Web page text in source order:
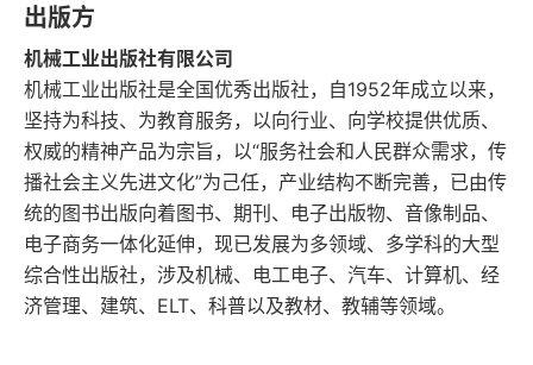
D.拆股与交易活动[1]
E.股东策略[1]
F.伯克希尔公司的资本重构[1]
第5章 兼并与收购
A.错误的动机和高昂的代价[1]
具备持续竞争优势的企业。好公司是时间的朋友，
烂公司是时间的敌人。好公司就像小时候埋下的一
个果树种子。每年浇水养护（投资），它慢慢长成
大树，每年都结出甜美的果实（分红和价值增
长）。烂公司则像一个放了很久的苹果，看着还
行，但每多放一天（时间流逝），它就在那里慢慢
腐烂贬值，最后烂透。就像存钱，把钱存入好银行
（好公司），利滚利，朋友让财富增值。把钱藏在
和管理团队的深入分析，以降低投资风险。这种综
合考量的风险管理方法，为读者提供了一种全面、
系统的投资思路。这对于金融学领域的学者和从业
者都具有指导意义，帮助他们更好地理解和应对金
融市场的不确定性。📜巴菲特在信中对于企业估值
的精准把握也是其经济学贡献的亮点之一。通过深
入分析企业的盈利能力、成长潜力以及行业地位，
他展现了超凡的洞察力和独到的经济学眼光。这不
出版方
机械工业出版社有限公司
机械工业出版社是全国优秀出版社，自1952年成立以来，
坚持为科技、为教育服务，以向行业、向学校提供优质、
权威的精神产品为宗旨，以“服务社会和人民群众需求，传
播社会主义先进文化”为己任，产业结构不断完善，已由传
统的图书出版向着图书、期刊、电子出版物、音像制品、
电子商务一体化延伸，现已发展为多领域、多学科的大型
综合性出版社，涉及机械、电工电子、汽车、计算机、经
济管理、建筑、ELT、科普以及教材、教辅等领域。